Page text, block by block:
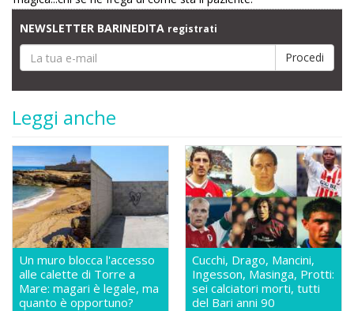
NEWSLETTER BARINEDITA registrati
Leggi anche
Un muro blocca l'accesso
alle calette di Torre a
Mare: magari è legale, ma
quanto è opportuno?
Cucchi, Drago, Mancini,
Ingesson, Masinga, Protti:
sei calciatori morti, tutti
del Bari anni 90